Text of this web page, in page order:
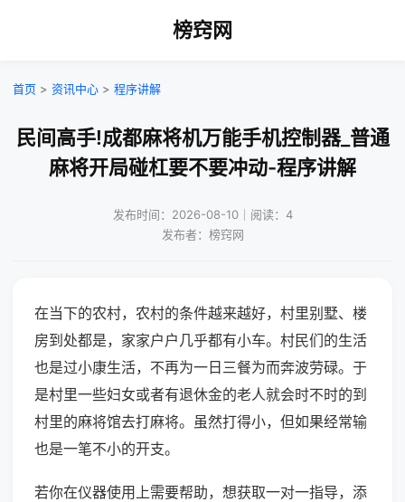
榜窍网
首页 > 资讯中心 > 程序讲解
民间高手!成都麻将机万能手机控制器_普通
麻将开局碰杠要不要冲动-程序讲解
发布时间：2026-08-10｜阅读：4
发布者：榜窍网
在当下的农村，农村的条件越来越好，村里别墅、楼
房到处都是，家家户户几乎都有小车。村民们的生活
也是过小康生活，不再为一日三餐为而奔波劳碌。于
是村里一些妇女或者有退休金的老人就会时不时的到
村里的麻将馆去打麻将。虽然打得小，但如果经常输
也是一笔不小的开支。
若你在仪器使用上需要帮助，想获取一对一指导，添